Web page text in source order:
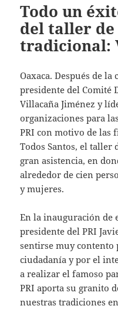
Todo un
del taller de
tradicional:
Oaxaca. Después de
presidente del Comité
Villacaña Jiménez y
organizaciones para
PRI con motivo de las
Todos Santos, el taller
gran asistencia, en
alrededor de cien
y mujeres.
En la inauguración de
presidente del PRI
sentirse muy contento
ciudadanía y por el
a realizar el famoso
PRI aporta su granito
nuestras tradiciones